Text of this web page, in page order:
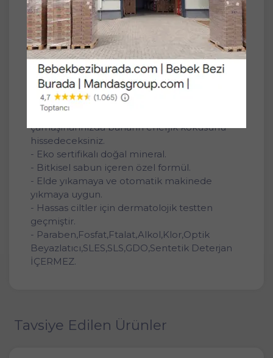
Bahar Çiçekleri (18 Li Set) (936 Yıkama)
Özellikleri;
- Doğada Çözünebilen Doğaya Dost BIO
CLEAN formül!
- Baharın rengarenk çiçeklerinden ilham
alınarak tasarlanan, ‘Roxy Bio Clean Bahar
Çiçekleri’ çeşidinin özel kokusu ile
çamaşırlarınızda baharın enerjik kokusunu
hissedeceksiniz.
- Eko sertifikalı doğal mineral.
- Bitkisel sabun içeren özel formül.
- Elde yıkamaya ve otomatik makinede
yıkmaya uygun.
- Hassas ciltler için dermatolojik testten
geçmiştir.
- Paraben,Fosfat,Ftalat,Alkol,Klor,Optik
Beyazlatıcı,SLES,SLS,GDO,Sentetik Deterjan
İÇERMEZ.
Tavsiye Edilen Ürünler